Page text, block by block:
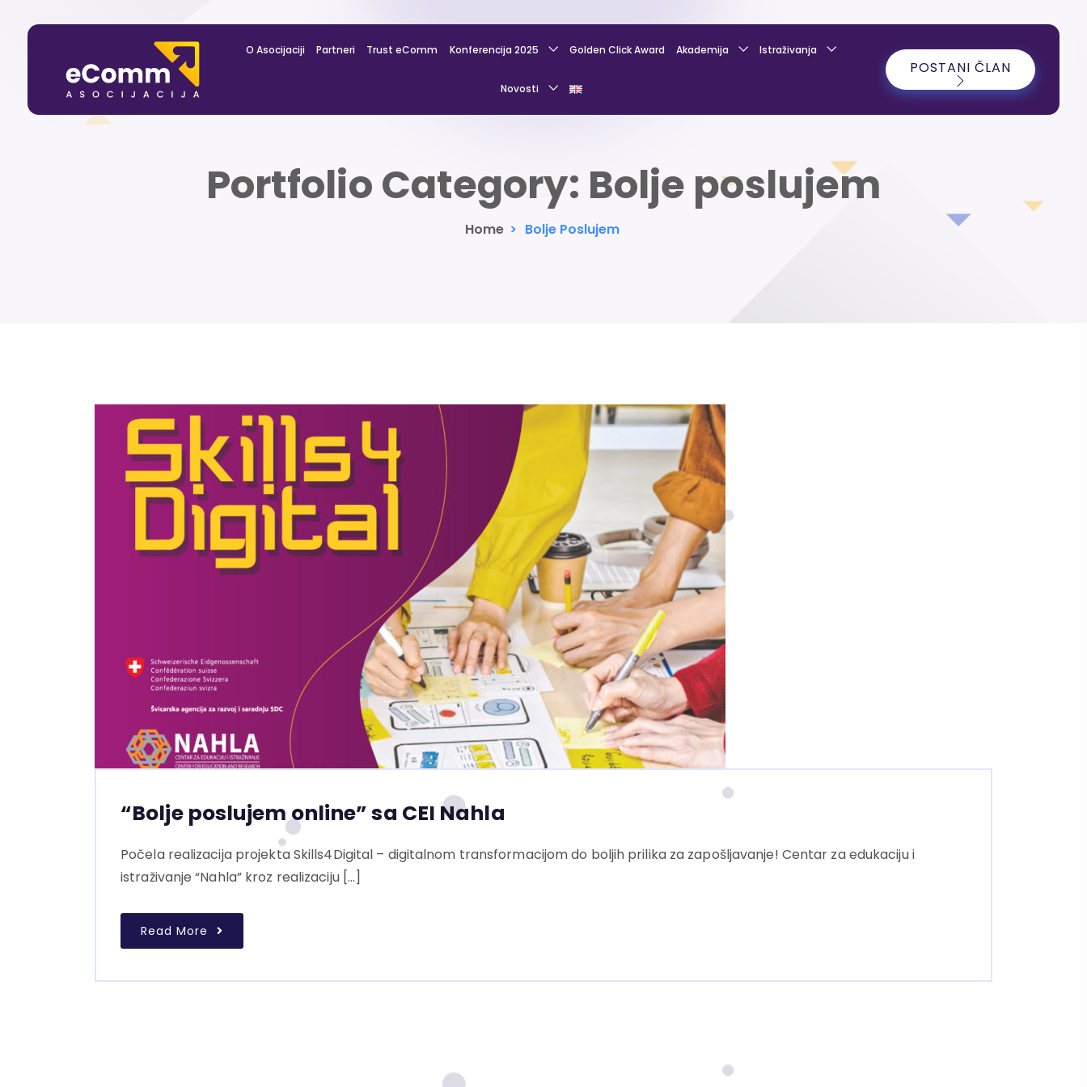
O Asocijaciji Partneri Trust eComm Konferencija 2025 Golden Click Award Akademija Istraživanja
Novosti
POSTANI ČLAN
Portfolio Category: Bolje poslujem
Home > Bolje Poslujem
“Bolje poslujem online” sa CEI Nahla
Počela realizacija projekta Skills4Digital – digitalnom transformacijom do boljih prilika za zapošljavanje! Centar za edukaciju i
istraživanje “Nahla” kroz realizaciju […]
Read More